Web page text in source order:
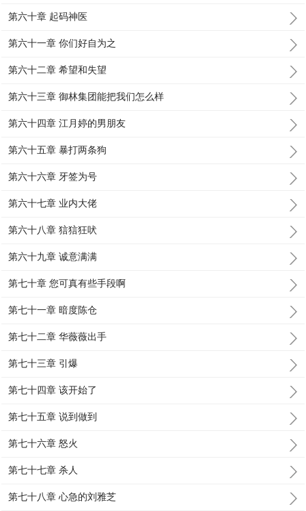
第六十章 起码神医
第六十一章 你们好自为之
第六十二章 希望和失望
第六十三章 御林集团能把我们怎么样
第六十四章 江月婷的男朋友
第六十五章 暴打两条狗
第六十六章 牙签为号
第六十七章 业内大佬
第六十八章 狺狺狂吠
第六十九章 诚意满满
第七十章 您可真有些手段啊
第七十一章 暗度陈仓
第七十二章 华薇薇出手
第七十三章 引爆
第七十四章 该开始了
第七十五章 说到做到
第七十六章 怒火
第七十七章 杀人
第七十八章 心急的刘雅芝